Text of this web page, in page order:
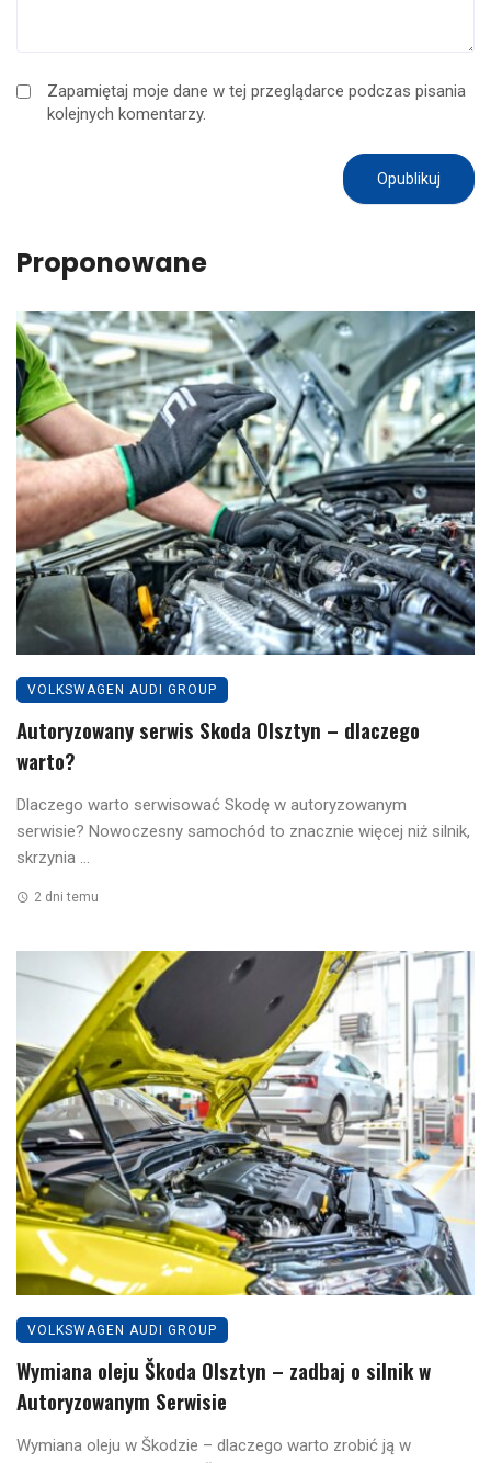
Zapamiętaj moje dane w tej przeglądarce podczas pisania
kolejnych komentarzy.
Proponowane
VOLKSWAGEN AUDI GROUP
Autoryzowany serwis Skoda Olsztyn – dlaczego
warto?
Dlaczego warto serwisować Skodę w autoryzowanym
serwisie? Nowoczesny samochód to znacznie więcej niż silnik,
skrzynia ...
2 dni temu
VOLKSWAGEN AUDI GROUP
Wymiana oleju Škoda Olsztyn – zadbaj o silnik w
Autoryzowanym Serwisie
Wymiana oleju w Škodzie – dlaczego warto zrobić ją w